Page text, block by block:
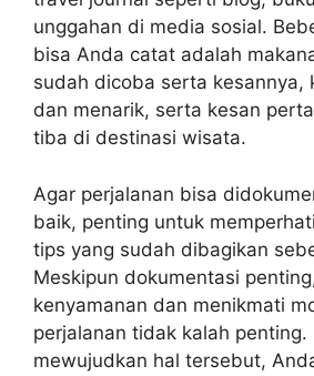
unggahan di media sosial.
bisa Anda catat adalah
sudah dicoba serta kesannya,
dan menarik, serta kesan
tiba di destinasi wisata.
Agar perjalanan bisa
baik, penting untuk
tips yang sudah dibagikan
Meskipun dokumentasi
kenyamanan dan menikmati
perjalanan tidak kalah penting.
mewujudkan hal tersebut,